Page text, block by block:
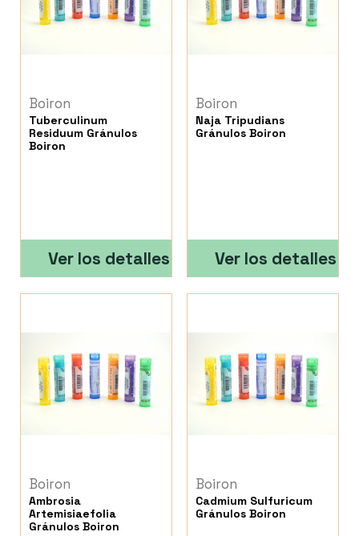
Boiron
Tuberculinum
Residuum Gránulos
Boiron
Ver los detalles
Boiron
Naja Tripudians
Gránulos Boiron
Ver los detalles
Boiron
Ambrosia
Artemisiaefolia
Gránulos Boiron
Boiron
Cadmium Sulfuricum
Gránulos Boiron